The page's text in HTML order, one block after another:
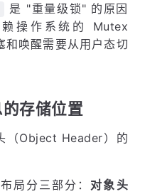
是 "重量级锁" 的原因
操作系统的 Mutex
唤醒需要从用户态切
存储位置
（Object Header）的
局分三部分： 对象头